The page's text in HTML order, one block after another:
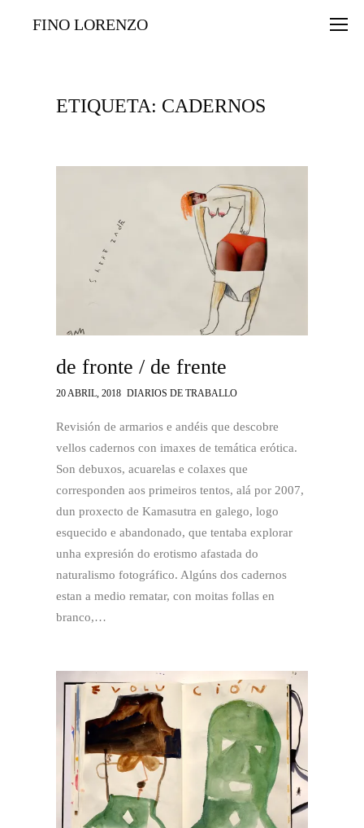
FINO LORENZO
ETIQUETA: CADERNOS
de fronte / de frente
20 ABRIL, 2018 DIARIOS DE TRABALLO
Revisión de armarios e andéis que descobre
vellos cadernos con imaxes de temática erótica.
Son debuxos, acuarelas e colaxes que
corresponden aos primeiros tentos, alá por 2007,
dun proxecto de Kamasutra en galego, logo
esquecido e abandonado, que tentaba explorar
unha expresión do erotismo afastada do
naturalismo fotográfico. Algúns dos cadernos
estan a medio rematar, con moitas follas en
branco,…